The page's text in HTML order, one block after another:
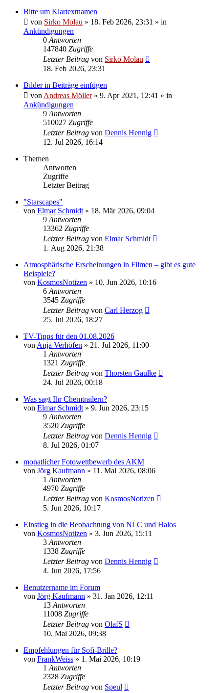
Bitte um Klartextnamen
von Sirko Molau » 18. Feb 2026, 23:31 » in
Ankündigungen
0 Antworten
147840 Zugriffe
Letzter Beitrag von Sirko Molau
18. Feb 2026, 23:31
Bilder in Beiträge einfügen
von Andreas Möller» 9. Apr 2021, 12:41 » in
Ankündigungen
9 Antworten
510027 Zugriffe
Letzter Beitrag von Dennis Hennig
12. Jul 2026, 16:14
Themen
Antworten
Zugriffe
Letzter Beitrag
"Starscapes"
von Elmar Schmidt » 18. Mär 2026, 09:04
9 Antworten
13362 Zugriffe
Letzter Beitrag von Elmar Schmidt
1. Aug 2026, 21:38
Atmosphärische Erscheinungen in Filmen – gibt es gute
Beispiele?
von KosmosNotizen » 10. Jun 2026, 10:16
6 Antworten
3545 Zugriffe
Letzter Beitrag von Carl Herzog
25. Jul 2026, 18:27
TV-Tipps für den 01.08.2026
von Anja Verhöfen » 21. Jul 2026, 11:00
1 Antworten
1321 Zugriffe
Letzter Beitrag von Thorsten Gaulke
24. Jul 2026, 00:18
Was sagt Ihr Chemtrailern?
von Elmar Schmidt » 9. Jun 2026, 23:15
9 Antworten
3520 Zugriffe
Letzter Beitrag von Dennis Hennig
8. Jul 2026, 01:07
monatlicher Fotowettbewerb des AKM
von Jörg Kaufmann » 11. Mai 2026, 08:06
1 Antworten
4970 Zugriffe
Letzter Beitrag von KosmosNotizen
5. Jun 2026, 10:17
Einstieg in die Beobachtung von NLC und Halos
von KosmosNotizen » 3. Jun 2026, 15:11
3 Antworten
1338 Zugriffe
Letzter Beitrag von Dennis Hennig
4. Jun 2026, 17:56
Benutzername im Forum
von Jörg Kaufmann » 31. Jan 2026, 12:11
13 Antworten
11008 Zugriffe
Letzter Beitrag von OlafS
10. Mai 2026, 09:38
Empfehlungen für Sofi-Brille?
von FrankWeiss » 1. Mai 2026, 10:19
1 Antworten
2328 Zugriffe
Letzter Beitrag von Speul